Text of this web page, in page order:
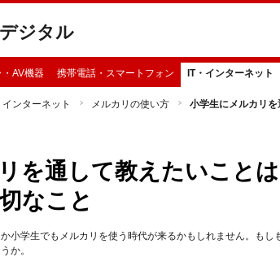
デジタル
・AV機器 携帯電話・スマートフォン IT・インターネット
インターネット メルカリの使い方 小学生にメルカリ
を通して教えたいこと
なこと
小学生でもメルカリを使う時代が来るかもしれません。もし
か。